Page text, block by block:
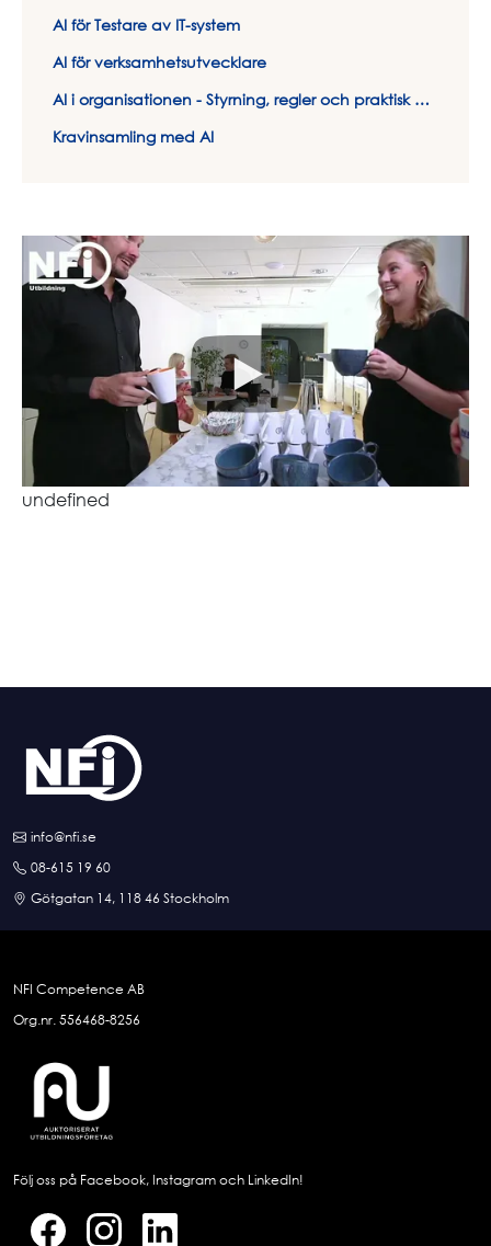
AI för Testare av IT-system
AI för verksamhetsutvecklare
AI i organisationen - Styrning, regler och praktisk hantering
Kravinsamling med AI
undefined
info@nfi.se
08-615 19 60
Götgatan 14, 118 46 Stockholm
NFI Competence AB
Org.nr. 556468-8256
Följ oss på Facebook, Instagram och LinkedIn!